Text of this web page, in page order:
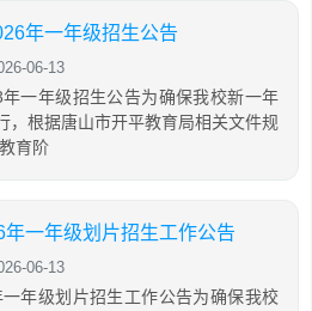
年一年级招生公告
06-13
一年级招生公告为确保我校新一年
，根据唐山市开平教育局相关文件规
育阶
一年级划片招生工作公告
06-13
年级划片招生工作公告为确保我校